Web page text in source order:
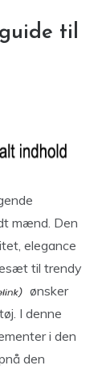
til
mænd. Den
elegance
til trendy
ønsker
I denne
i den
den